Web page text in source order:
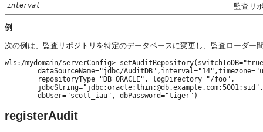
interval 監査リ
例
次の例は、監査リポジトリを特定のデータベースに変更し、監査ローダー
wls:/mydomain/serverConfig>
dataSourceName="jdbc/
        repositoryType="DB_ORACLE", logDirectory="/foo",
        dbUser="scott_iau", dbPassword="tiger")
registerAudit